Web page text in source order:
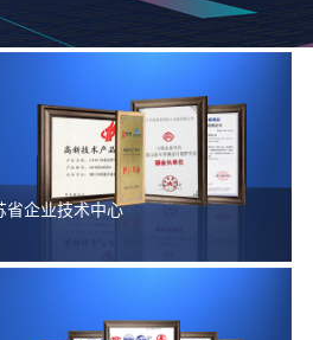
省企业技术中心